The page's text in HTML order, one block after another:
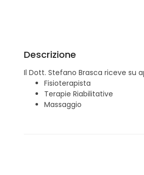
Descrizione
Il Dott. Stefano Brasca riceve su
Fisioterapista
Terapie Riabilitative
Massaggio